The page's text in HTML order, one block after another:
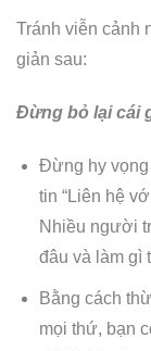
Tránh viễn cảnh
giản sau:
Đừng bỏ lại cái
Đừng hy vọng
tin “Liên hệ
Nhiều người
đâu và làm gì
Bằng cách
mọi thứ, bạn